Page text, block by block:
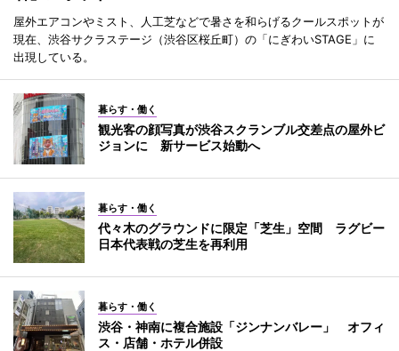
屋外エアコンやミスト、人工芝などで暑さを和らげるクールスポットが
現在、渋谷サクラステージ（渋谷区桜丘町）の「にぎわいSTAGE」に
出現している。
暮らす・働く
観光客の顔写真が渋谷スクランブル交差点の屋外ビ
ジョンに 新サービス始動へ
暮らす・働く
代々木のグラウンドに限定「芝生」空間 ラグビー
日本代表戦の芝生を再利用
暮らす・働く
渋谷・神南に複合施設「ジンナンバレー」 オフィ
ス・店舗・ホテル併設